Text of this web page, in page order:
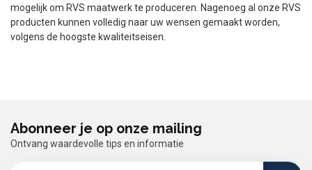
mogelijk om RVS maatwerk te produceren. Nagenoeg al onze RVS
producten kunnen volledig naar uw wensen gemaakt worden,
volgens de hoogste kwaliteitseisen.
Abonneer je op onze mailing
Ontvang waardevolle tips en informatie